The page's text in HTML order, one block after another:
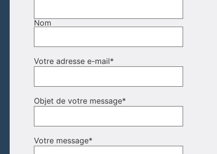
Nom
Votre adresse e-mail*
Objet de votre message*
Votre message*